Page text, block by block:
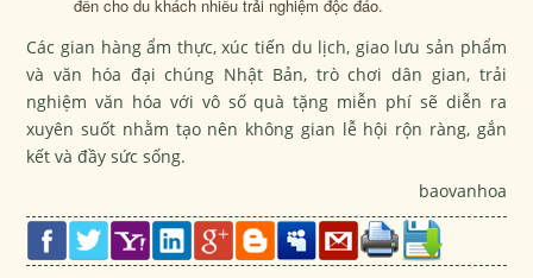
đến cho du khách nhiều trải nghiệm độc đáo.
Các gian hàng ẩm thực, xúc tiến du lịch, giao lưu sản phẩm
và văn hóa đại chúng Nhật Bản, trò chơi dân gian, trải
nghiệm văn hóa với vô số quà tặng miễn phí sẽ diễn ra
xuyên suốt nhằm tạo nên không gian lễ hội rộn ràng, gắn
kết và đầy sức sống.
baovanhoa